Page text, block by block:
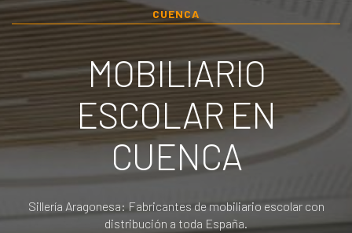
CUENCA
MOBILIARIO
ESCOLAR EN
CUENCA
Sillería Aragonesa: Fabricantes de mobiliario escolar con
distribución a toda España.